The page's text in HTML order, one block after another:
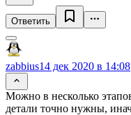
Ответить
zabbius14 дек 2020 в 14:08
Можно в несколько
детали точно нужны,